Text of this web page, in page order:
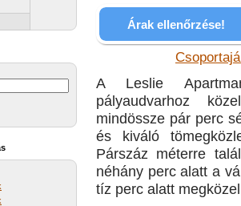
Árak ellenőrzése!
A Leslie
pályaudvarhoz
mindössze pár perc
és kiváló
Párszáz méterre
néhány perc alatt a
tíz perc alatt